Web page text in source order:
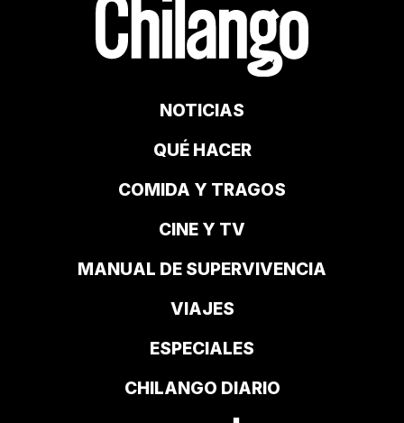
NOTICIAS
QUÉ HACER
COMIDA Y TRAGOS
CINE Y TV
MANUAL DE SUPERVIVENCIA
VIAJES
ESPECIALES
CHILANGO DIARIO